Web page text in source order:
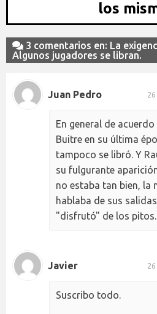
los
3 comentarios en: La
Algunos jugadores se libran.
Juan Pedro
En general de
Buitre en su última
tampoco se libró. Y
su fulgurante
no estaba tan bien, la
hablaba de sus
"disfrutó" de los pitos.
Javier
Suscribo todo.